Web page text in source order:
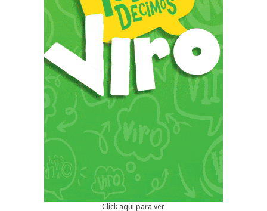
Click aqui para ver